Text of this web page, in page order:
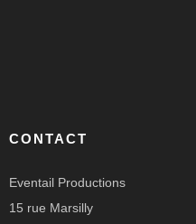
CONTACT
Eventail Productions
15 rue Marsilly